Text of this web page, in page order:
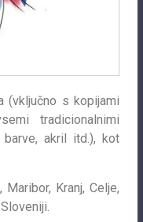
(vključno s kopijami
tradicionalnimi
barve, akril itd.), kot
Kranj, Celje,